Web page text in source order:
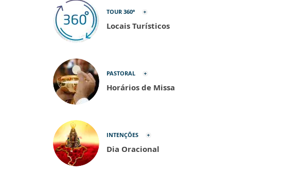
TOUR 360º
Locais Turísticos
PASTORAL
Horários de Missa
INTENÇÕES
Dia Oracional